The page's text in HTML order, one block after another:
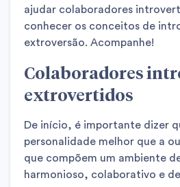
ajudar colaboradores
conhecer os conceitos de
extroversão. Acompanhe!
Colaboradores
extrovertidos
De início, é importante dizer
personalidade melhor que a
que compõem um ambiente
harmonioso, colaborativo e de